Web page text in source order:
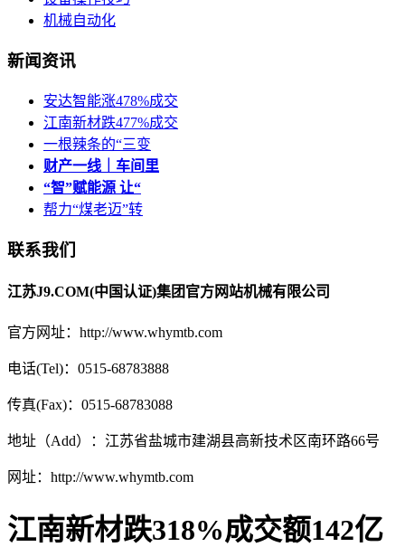
机械自动化
新闻资讯
安达智能涨478%成交
江南新材跌477%成交
一根辣条的“三变
财产一线｜车间里
“智”赋能源 让“
帮力“煤老迈”转
联系我们
江苏J9.COM(中国认证)集团官方网站机械有限公司
官方网址：http://www.whymtb.com
电话(Tel)：0515-68783888
传真(Fax)：0515-68783088
地址（Add）：江苏省盐城市建湖县高新技术区南环路66号
网址：http://www.whymtb.com
江南新材跌318%成交额142亿